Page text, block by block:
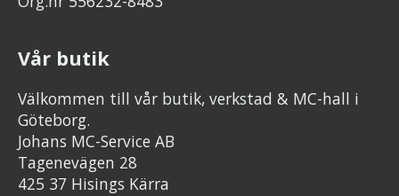
Vår butik
Välkommen till vår butik, verkstad & MC-hall i
Göteborg.
Johans MC-Service AB
Tagenevägen 28
425 37 Hisings Kärra